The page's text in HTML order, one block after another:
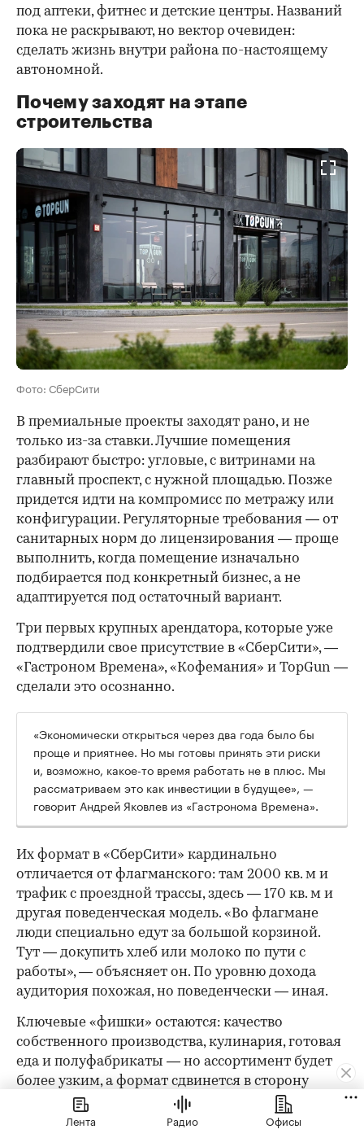
под аптеки, фитнес и детские центры. Названий
пока не раскрывают, но вектор очевиден:
сделать жизнь внутри района по-настоящему
автономной.
Почему заходят на этапе
строительства
Фото: СберСити
В премиальные проекты заходят рано, и не
только из-за ставки. Лучшие помещения
разбирают быстро: угловые, с витринами на
главный проспект, с нужной площадью. Позже
придется идти на компромисс по метражу или
конфигурации. Регуляторные требования — от
санитарных норм до лицензирования — проще
выполнить, когда помещение изначально
подбирается под конкретный бизнес, а не
адаптируется под остаточный вариант.
Три первых крупных арендатора, которые уже
подтвердили свое присутствие в «СберСити», —
«Гастроном Времена», «Кофемания» и TopGun —
сделали это осознанно.
«Экономически открыться через два года было бы
проще и приятнее. Но мы готовы принять эти риски
и, возможно, какое-то время работать не в плюс. Мы
рассматриваем это как инвестиции в будущее», —
говорит Андрей Яковлев из «Гастронома Времена».
Их формат в «СберСити» кардинально
отличается от флагманского: там 2000 кв. м и
трафик с проездной трассы, здесь — 170 кв. м и
другая поведенческая модель. «Во флагмане
люди специально едут за большой корзиной.
Тут — докупить хлеб или молоко по пути с
работы», — объясняет он. По уровню дохода
аудитория похожая, но поведенчески — иная.
Ключевые «фишки» остаются: качество
собственного производства, кулинария, готовая
еда и полуфабрикаты — но ассортимент будет
более узким, а формат сдвинется в сторону
ежедневных небольших покупок. Впрочем,
малым форматом история не ограничивается: в
Лента Радио Офисы